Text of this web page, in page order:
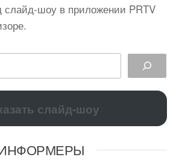
слайд-шоу в приложении PRTV
слайд-шоу